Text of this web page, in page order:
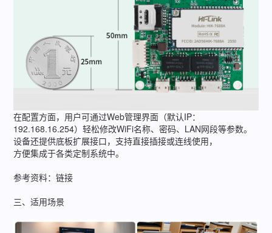
在配置方面，用户可通过Web管理界面（默认IP：
192.168.16.254）轻松修改WiFi名称、密码、LAN网段等参数。
设备还提供底板扩展接口，支持直接插接或连线使用，
方便集成于各类定制系统中。
参考资料：链接
三、适用场景